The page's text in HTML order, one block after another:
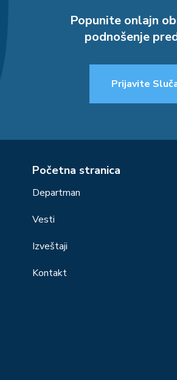
Popunite onlajn
podnošenje
Prijavite
Početna stranica
Departman
Vesti
Izveštaji
Kontakt